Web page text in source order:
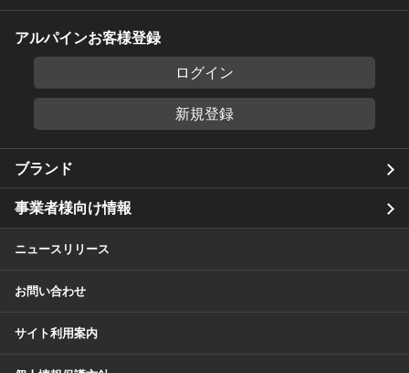
アルパインお客様登録
ログイン
新規登録
ブランド
事業者様向け情報
ニュースリリース
お問い合わせ
サイト利用案内